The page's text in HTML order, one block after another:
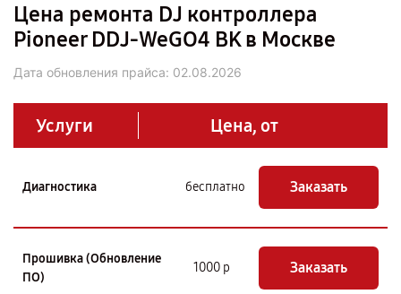
Цена ремонта DJ контроллера
Pioneer DDJ-WeGO4 BK в Москве
Дата обновления прайса: 02.08.2026
Услуги Цена, от
Диагностика бесплатно Заказать
Прошивка (Обновление
ПО)
1000 р Заказать